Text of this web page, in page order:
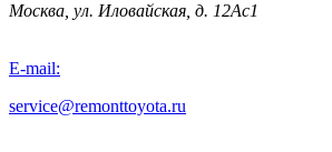
Москва, ул. Иловайская, д. 12Ас1
E-mail:
service@remonttoyota.ru